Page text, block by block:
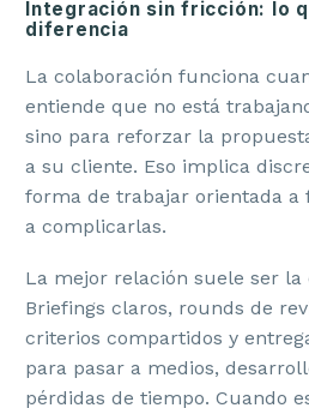
Integración sin fricción: lo
diferencia
La colaboración funciona
entiende que no está
sino para reforzar la
a su cliente. Eso implica
forma de trabajar orientada a
a complicarlas.
La mejor relación suele ser
Briefings claros, rounds de
criterios compartidos y
para pasar a medios,
pérdidas de tiempo. Cuando